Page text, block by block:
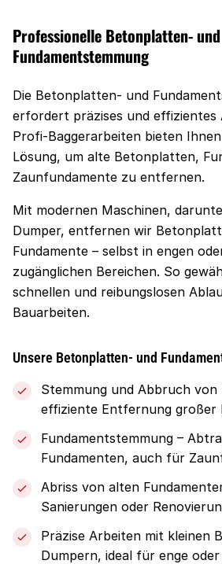
Professionelle Betonplatten- und
Fundamentstemmung
Die Betonplatten- und
erfordert präzises und effizientes
Profi-Baggerarbeiten bieten
Lösung, um alte Betonplatten,
Zaunfundamente zu entfernen.
Mit modernen Maschinen,
Dumper, entfernen wir
Fundamente – selbst in engen
zugänglichen Bereichen. So
schnellen und reibungslosen
Bauarbeiten.
Unsere Betonplatten- und
Stemmung und Abbruch
effiziente Entfernung großer
Fundamentstemmung –
Fundamenten, auch für
Abriss von alten
Sanierungen oder
Präzise Arbeiten mit kleinen
Dumpern, ideal für enge